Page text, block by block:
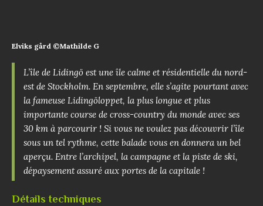
Elviks gård ©Mathilde G
L’île de Lidingö est une île calme et résidentielle du nord-
est de Stockholm. En septembre, elle s’agite pourtant avec
la fameuse Lidingöloppet, la plus longue et plus
importante course de cross-country du monde avec ses
30 km à parcourir ! Si vous ne voulez pas découvrir l’île
sous un tel rythme, cette balade vous en donnera un bel
aperçu. Entre l’archipel, la campagne et la piste de ski,
dépaysement assuré aux portes de la capitale !
Détails techniques